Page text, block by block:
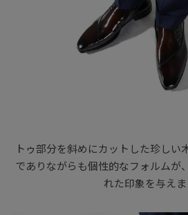
トゥ部分を斜めにカットした珍しい
でありながらも個性的なフォルムが
れた印象を与えま